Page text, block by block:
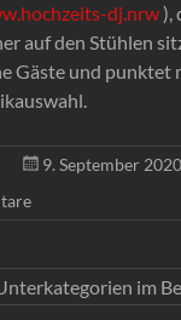
dj.nrw),
auf den Stühlen
Gäste und punktet
9. September 2020
im